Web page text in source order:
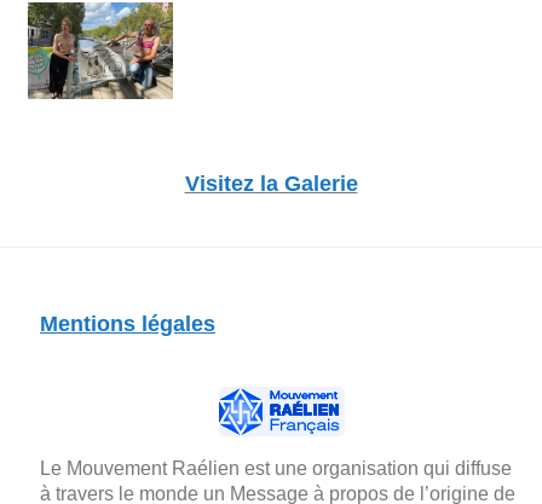
Visitez la Galerie
Mentions légales
Le Mouvement Raélien est une organisation qui diffuse
à travers le monde un Message à propos de l’origine de